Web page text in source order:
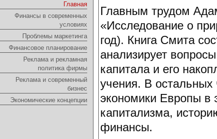
Главная
Финансы в современных
условиях
Проблемы маркетинга
Финансовое планирование
Реклама и рекламная
политика фирмы
Реклама и современный
бизнес
Экономические концепции
Главным трудом
«Исследование о
год). Книга Смита
анализирует
капитала и его
учения. В остальных
экономики Европы в
капитализма,
финансы.